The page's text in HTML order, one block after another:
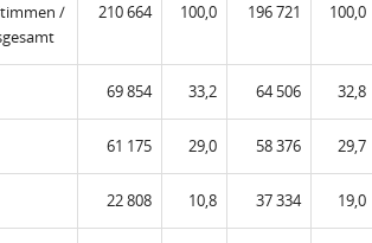
/
210 664 100,0 196 721 100,0
69 854 33,2 64 506 32,8
61 175 29,0 58 376 29,7
22 808 10,8 37 334 19,0